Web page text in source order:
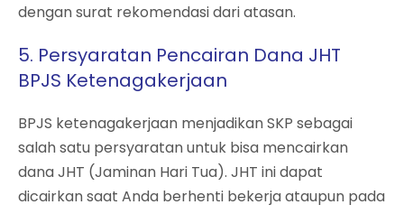
dengan surat rekomendasi dari atasan.
5. Persyaratan Pencairan Dana JHT
BPJS Ketenagakerjaan
BPJS ketenagakerjaan menjadikan SKP sebagai
salah satu persyaratan untuk bisa mencairkan
dana JHT (Jaminan Hari Tua). JHT ini dapat
dicairkan saat Anda berhenti bekerja ataupun pada